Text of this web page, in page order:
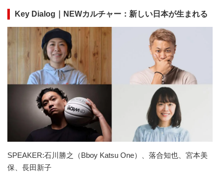
Key Dialog｜NEWカルチャー：新しい日本が生まれる
SPEAKER:石川勝之（Bboy Katsu One）、落合知也、宮本美
保、長田新子